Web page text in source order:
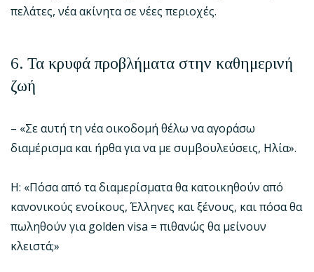
πελάτες, νέα ακίνητα σε νέες περιοχές.
6. Τα κρυφά προβλήματα στην καθημερινή
ζωή
– «Σε αυτή τη νέα οικοδομή θέλω να αγοράσω
διαμέρισμα και ήρθα για να με συμβουλεύσεις, Ηλία».
Η: «Πόσα από τα διαμερίσματα θα κατοικηθούν από
κανονικούς ενοίκους, Έλληνες και ξένους, και πόσα θα
πωληθούν για golden visa = πιθανώς θα μείνουν
κλειστά;»